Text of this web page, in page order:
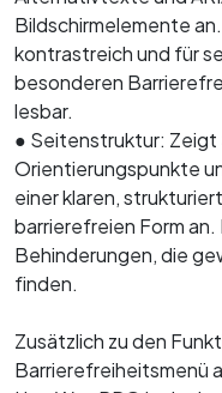
Bildschirmelemente
kontrastreich und für
besonderen
lesbar.
● Seitenstruktur:
Orientierungspunkte
einer klaren,
barrierefreien Form
Behinderungen, die
finden.
Zusätzlich zu den
Barrierefreiheitsmenü